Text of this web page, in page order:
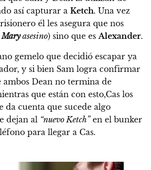
así capturar a Ketch. Una vez
él les asegura que nos
Maryasesino) sino que es Alexander.
gemelo que decidió escapar ya
y si bien Sam logra confirmar
ambos Dean no termina de
que están con esto,Cas los
da cuenta que sucede algo
dejan al “nuevo Ketch”en el bunker
para llegar a Cas.